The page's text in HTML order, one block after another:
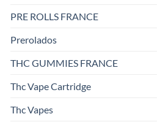
PRE ROLLS FRANCE
Prerolados
THC GUMMIES FRANCE
Thc Vape Cartridge
Thc Vapes